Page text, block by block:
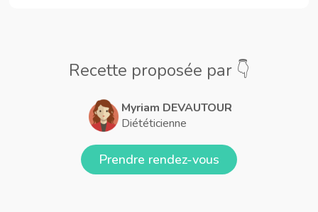
Recette proposée par 👇
Myriam DEVAUTOUR
Diététicienne
Prendre rendez-vous